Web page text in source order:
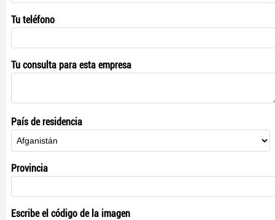
Tu teléfono
Tu consulta para esta empresa
País de residencia
Provincia
Escribe el código de la imagen